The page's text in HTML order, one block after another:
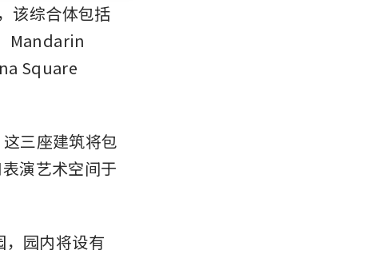
该综合体包括
Mandarin
Square
三座建筑将包
演艺术空间于
园内将设有